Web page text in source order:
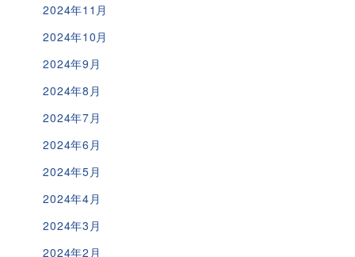
2024年11月
2024年10月
2024年9月
2024年8月
2024年7月
2024年6月
2024年5月
2024年4月
2024年3月
2024年2月